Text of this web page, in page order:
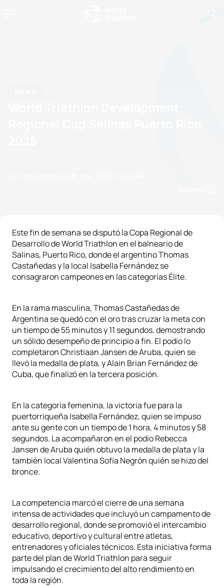
Este fin de semana se disputó la Copa Regional de
Desarrollo de World Triathlon en el balneario de
Salinas, Puerto Rico, donde el argentino Thomas
Castañedas y la local Isabella Fernández se
consagraron campeones en las categorías Élite.
En la rama masculina, Thomas Castañedas de
Argentina se quedó con el oro tras cruzar la meta con
un tiempo de 55 minutos y 11 segundos, demostrando
un sólido desempeño de principio a fin. El podio lo
completaron Christiaan Jansen de Aruba, quien se
llevó la medalla de plata, y Alain Brian Fernández de
Cuba, que finalizó en la tercera posición.
En la categoría femenina, la victoria fue para la
puertorriqueña Isabella Fernández, quien se impuso
ante su gente con un tiempo de 1 hora, 4 minutos y 58
segundos. La acompañaron en el podio Rebecca
Jansen de Aruba quién obtuvo la medalla de plata y la
también local Valentina Sofía Negrón quién se hizo del
bronce.
La competencia marcó el cierre de una semana
intensa de actividades que incluyó un campamento de
desarrollo regional, donde se promovió el intercambio
educativo, deportivo y cultural entre atletas,
entrenadores y oficiales técnicos. Esta iniciativa forma
parte del plan de World Triathlon para seguir
impulsando el crecimiento del alto rendimiento en
toda la región.